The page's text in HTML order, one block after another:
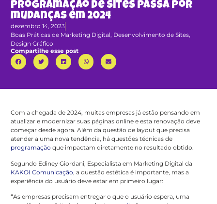
Programação de sites passa por
mudanças em 2024
dezembro 14, 2023
Boas Práticas de Marketing Digital, Desenvolvimento de Sites,
Design Gráfico
Compartilhe esse post
Com a chegada de 2024, muitas empresas já estão pensando em
atualizar e modernizar suas páginas online e esta renovação deve
começar desde agora. Além da questão de layout que precisa
atender a uma nova tendência, há questões técnicas de
programação que impactam diretamente no resultado obtido.
Segundo Ediney Giordani, Especialista em Marketing Digital da
KAKOI Comunicação, a questão estética é importante, mas a
experiência do usuário deve estar em primeiro lugar:
“As empresas precisam entregar o que o usuário espera, uma